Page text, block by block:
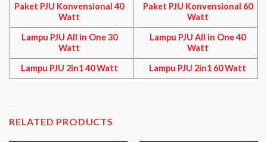
Paket PJU Konvensional 40
Watt
Paket PJU Konvensional 60
Watt
Lampu PJU All in One 30
Watt
Lampu PJU All in One 40
Watt
Lampu PJU 2in1 40 Watt
Lampu PJU 2in1 60 Watt
RELATED PRODUCTS